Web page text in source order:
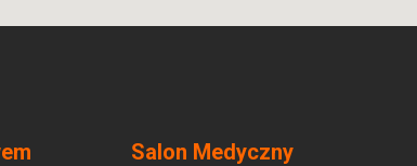
Salon Medyczny